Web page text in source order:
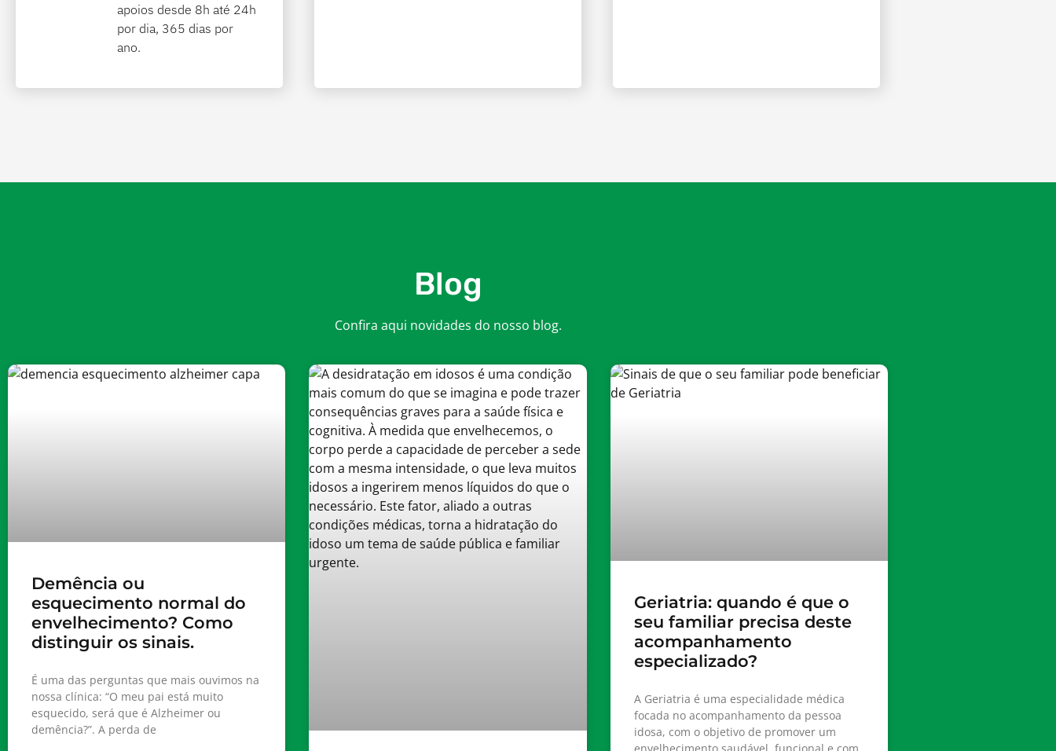
apoios desde 8h até 24h
por dia, 365 dias por
ano.
Blog
Confira aqui novidades do nosso blog.
Demência ou
esquecimento normal do
envelhecimento? Como
distinguir os sinais.
É uma das perguntas que mais ouvimos na
nossa clínica: “O meu pai está muito
esquecido, será que é Alzheimer ou
demência?”. A perda de
Geriatria: quando é que o
seu familiar precisa deste
acompanhamento
especializado?
A Geriatria é uma especialidade médica
focada no acompanhamento da pessoa
idosa, com o objetivo de promover um
envelhecimento saudável, funcional e com